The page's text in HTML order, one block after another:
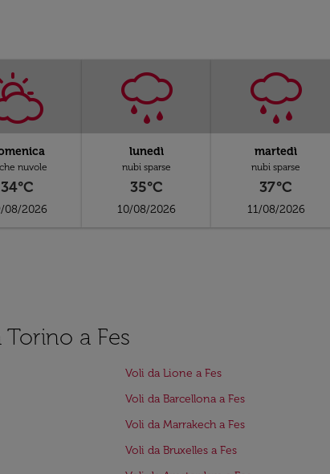
nuvole
34°C
08/2026
lunedì
nubi sparse
35°C
10/08/2026
martedì
nubi sparse
37°C
11/08/2026
a Fes
Voli da Lione a Fes
Voli da Barcellona a Fes
Voli da Marrakech a Fes
Voli da Bruxelles a Fes